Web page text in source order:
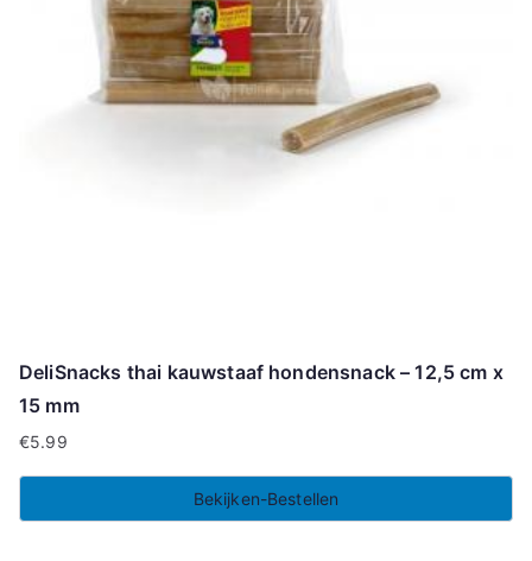
DeliSnacks thai kauwstaaf hondensnack – 12,5 cm x
15 mm
€5.99
Bekijken-Bestellen